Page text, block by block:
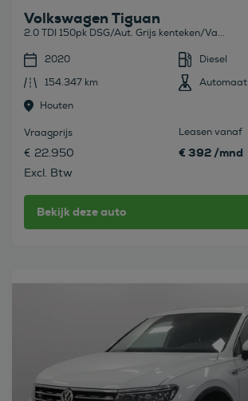
Volkswagen Tiguan
2.0 TDI 150pk DSG/Aut. Grijs kenteken/Va...
2020
Diesel
154.347 km
Automaat
Houten
Vraagprijs
€ 22.950
Excl. Btw
Leasen vanaf
€ 392 /mnd
Bekijk deze auto
Bekijk deze auto